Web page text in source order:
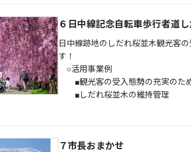
６日中線記念自転車歩行者道
日中線跡地のしだれ桜並木観光客
す！
○活用事業例
■観光客の受入態勢の充実のた
■しだれ桜並木の維持管理
な
７市長おまかせ